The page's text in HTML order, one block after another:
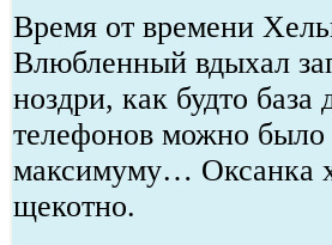
Время от времени
Влюбленный вдыхал
ноздри, как будто
телефонов можно было
максимуму… Оксанка
щекотно.